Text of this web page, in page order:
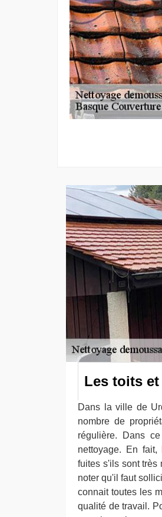
Les toits
Dans la ville de
nombre de
régulière. Dans
nettoyage. En
fuites s'ils sont très
noter qu'il faut
connait toutes les
qualité de travail.